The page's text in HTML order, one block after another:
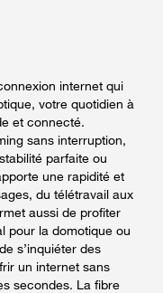
internet qui
votre quotidien à
et connecté.
sans interruption,
parfaite ou
une rapidité et
du télétravail aux
aussi de profiter
pour la domotique ou
s’inquiéter des
un internet sans
secondes. La fibre